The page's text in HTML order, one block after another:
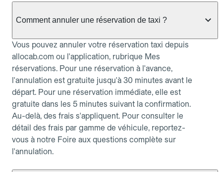
Comment annuler une réservation de taxi ?
Vous pouvez annuler votre réservation taxi depuis
allocab.com ou l'application, rubrique Mes
réservations. Pour une réservation à l'avance,
l'annulation est gratuite jusqu'à 30 minutes avant le
départ. Pour une réservation immédiate, elle est
gratuite dans les 5 minutes suivant la confirmation.
Au-delà, des frais s'appliquent. Pour consulter le
détail des frais par gamme de véhicule, reportez-
vous à notre Foire aux questions complète sur
l'annulation.